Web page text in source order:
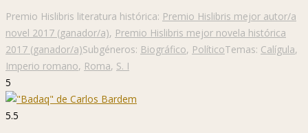
Premio Hislibris literatura histórica: Premio Hislibris mejor autor/a
novel 2017 (ganador/a), Premio Hislibris mejor novela histórica
2017 (ganador/a)Subgéneros: Biográfico, PolíticoTemas: Calígula,
Imperio romano, Roma, S. I
5
5.5